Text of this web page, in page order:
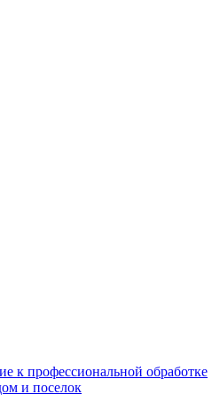
к профессиональной обработке
и поселок